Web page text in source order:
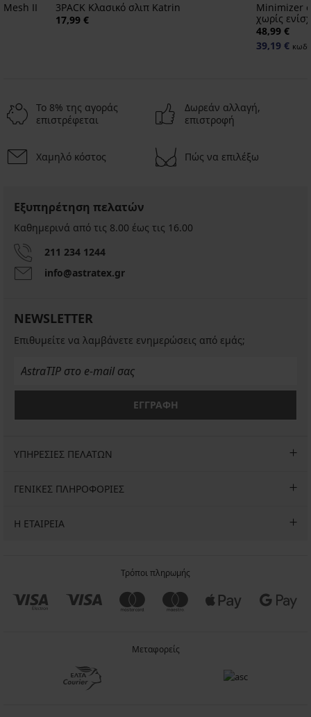
Mesh II
3PACK Κλασικό σλιπ Katrin
17,99 €
Minimizer
χωρίς
48,99 €
39,19 €
Το 8% της αγοράς
επιστρέφεται
Δωρεάν αλλαγή,
επιστροφή
Χαμηλό κόστος Πώς να επιλέξω
Εξυπηρέτηση πελατών
Καθημερινά από τις 8.00 έως τις 16.00
211 234 1244
info@astratex.gr
NEWSLETTER
Επιθυμείτε να λαμβάνετε ενημερώσεις από εμάς;
ΕΓΓΡΑΦΗ
ΥΠΗΡΕΣΙΕΣ ΠΕΛΑΤΩΝ
ΓΕΝΙΚΕΣ ΠΛΗΡΟΦΟΡΙΕΣ
Η ΕΤΑΙΡΕΙΑ
Τρόποι πληρωμής
Μεταφορείς